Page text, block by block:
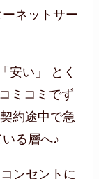
ネットサー
安い」 とく
ミコミでず
約途中で急
る層へ♪
ンセントに